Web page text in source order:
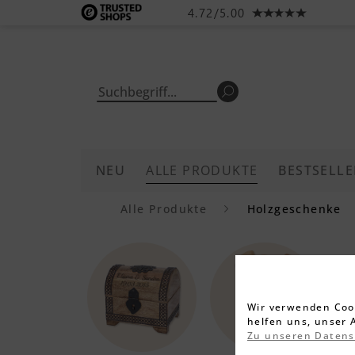
4.72/5.00
NEU ALLE PRODUKTE
Alle Produkte Holzgeschenke
Wir verwenden
helfen uns, unser
Zu unseren